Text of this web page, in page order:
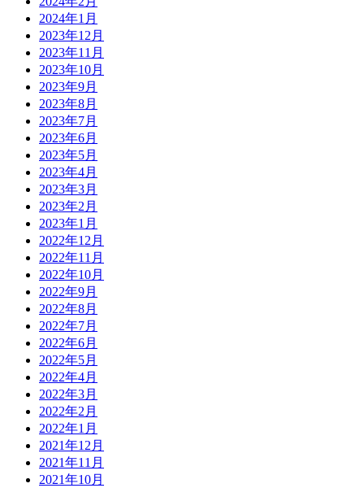
2024年1月
2023年12月
2023年11月
2023年10月
2023年9月
2023年8月
2023年7月
2023年6月
2023年5月
2023年4月
2023年3月
2023年2月
2023年1月
2022年12月
2022年11月
2022年10月
2022年9月
2022年8月
2022年7月
2022年6月
2022年5月
2022年4月
2022年3月
2022年2月
2022年1月
2021年12月
2021年11月
2021年10月